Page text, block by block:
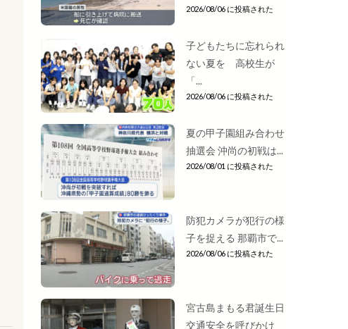
2026/08/06 に投稿された
子どもたちに忘れられ
ない夏を 高校生が
「...
2026/08/06 に投稿された
夏の甲子園組み合わせ
抽選会 沖尚の初戦は...
2026/08/01 に投稿された
防犯カメラが犯行の様
子を捉える 那覇市で...
2026/08/06 に投稿された
宮古島まもる君誕生日
交通安全を呼びかけ